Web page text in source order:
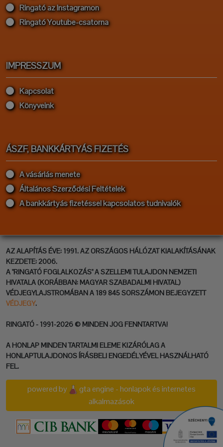
Ringató az Instagramon
Ringató Youtube-csatorna
IMPRESSZUM
Kapcsolat
Könyveink
ÁSZF, BANKKÁRTYÁS FIZETÉS
A vásárlás menete
Általános Szerződési Feltételek
A bankkártyás fizetéssel kapcsolatos tudnivalók
AZ ALAPÍTÁS ÉVE: 1991. AZ ORSZÁGOS HÁLÓZAT KIALAKÍTÁSÁNAK
KEZDETE: 2006.
A "RINGATÓ FOGLALKOZÁS" A SZELLEMI TULAJDON NEMZETI
HIVATALA (KORÁBBAN: MAGYAR SZABADALMI HIVATAL)
VÉDJEGYLAJSTROMÁBAN A 189 845 SORSZÁMON BEJEGYZETT
VÉDJEGY.
RINGATÓ - 1991-2026 © MINDEN JOG FENNTARTVA!
A HONLAP MINDEN TARTALMI ELEME KIZÁRÓLAG A
HONLAPTULAJDONOS ÍRÁSBELI ENGEDÉLYÉVEL HASZNÁLHATÓ
FEL.
powered by
gta engine - honlapok és internetes
alkalmazások